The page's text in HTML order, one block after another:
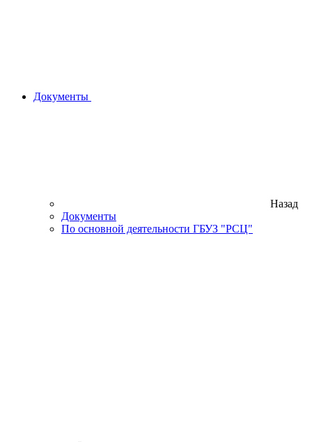
Документы
Назад
Документы
По основной деятельности ГБУЗ "РСЦ"